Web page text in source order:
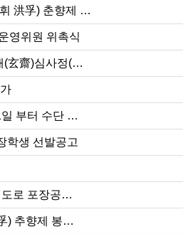
洪孚) 춘향제 …
영위원 위촉식
(玄齋)심사정(…
일 부터 수단 …
학생 선발공고
도로 포장공…
) 추향제 봉…